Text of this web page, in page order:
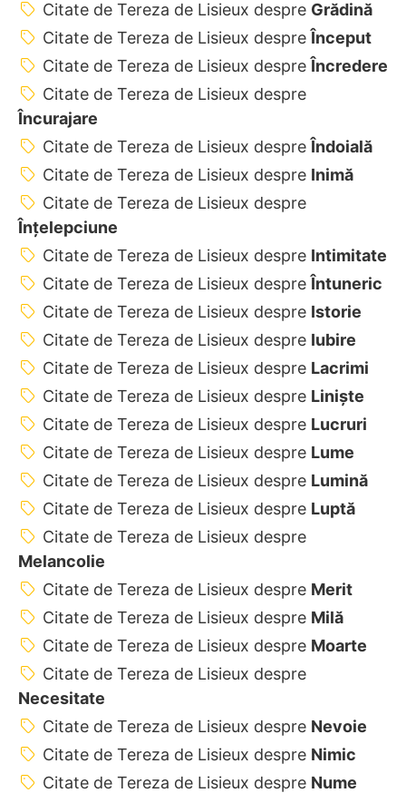
Citate de Tereza de Lisieux despre Grădină
Citate de Tereza de Lisieux despreÎnceput
Citate de Tereza de Lisieux despreÎncredere
Citate de Tereza de Lisieux despre
Încurajare
Citate de Tereza de Lisieux despreÎndoială
Citate de Tereza de Lisieux despre Inimă
Citate de Tereza de Lisieux despre
Înțelepciune
Citate de Tereza de Lisieux despre Intimitate
Citate de Tereza de Lisieux despreÎntuneric
Citate de Tereza de Lisieux despre Istorie
Citate de Tereza de Lisieux despre Iubire
Citate de Tereza de Lisieux despre Lacrimi
Citate de Tereza de Lisieux despre Liniște
Citate de Tereza de Lisieux despre Lucruri
Citate de Tereza de Lisieux despre Lume
Citate de Tereza de Lisieux despre Lumină
Citate de Tereza de Lisieux despre Luptă
Citate de Tereza de Lisieux despre
Melancolie
Citate de Tereza de Lisieux despre Merit
Citate de Tereza de Lisieux despre Milă
Citate de Tereza de Lisieux despre Moarte
Citate de Tereza de Lisieux despre
Necesitate
Citate de Tereza de Lisieux despre Nevoie
Citate de Tereza de Lisieux despre Nimic
Citate de Tereza de Lisieux despre Nume